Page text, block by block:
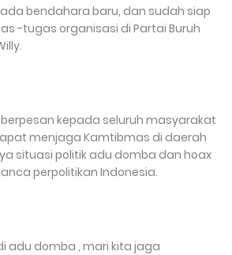
bendahara baru, dan sudah siap
-tugas organisasi di Partai Buruh
berpesan kepada seluruh masyarakat
menjaga Kamtibmas di daerah
situasi politik adu domba dan hoax
perpolitikan Indonesia.
adu domba , mari kita jaga